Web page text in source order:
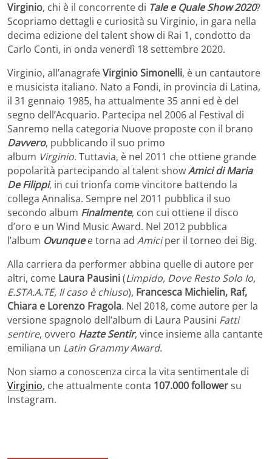
Virginio, chi è il concorrente di Tale e Quale Show 2020?
Scopriamo dettagli e curiosità su Virginio, in gara nella
decima edizione del talent show di Rai 1, condotto da
Carlo Conti, in onda venerdì 18 settembre 2020.
Virginio, all’anagrafeVirginio Simonelli, è un cantautore
e musicista italiano. Nato a Fondi, in provincia di Latina,
il 31 gennaio 1985, ha attualmente 35 anni ed è del
segno dell’Acquario. Partecipa nel 2006 al Festival di
Sanremo nella categoria Nuove proposte con il brano
Davvero, pubblicando il suo primo
album Virginio.Tuttavia, è nel 2011 che ottiene grande
popolarità partecipando al talent showAmici di Maria
De Filippi, in cui trionfa come vincitore battendo la
collega Annalisa. Sempre nel 2011 pubblica il suo
secondo album Finalmente, con cui ottiene il disco
d’oro e un Wind Music Award. Nel 2012 pubblica
l’album Ovunque e torna ad Amiciper il torneo dei Big.
Alla carriera da performer abbina quelle di autore per
altri, come Laura Pausini(Limpido, Dove Resto Solo Io,
E.STA.A.TE, Il caso è chiuso), Francesca Michielin, Raf,
Chiara e Lorenzo Fragola. Nel 2018, come autore per la
versione spagnolo dell’album di Laura Pausini Fatti
sentire, ovvero Hazte Sentir, vince insieme alla cantante
emiliana un Latin Grammy Award.
Non siamo a conoscenza circa la vita sentimentale di
Virginio, che attualmente conta 107.000 followersu
Instagram.